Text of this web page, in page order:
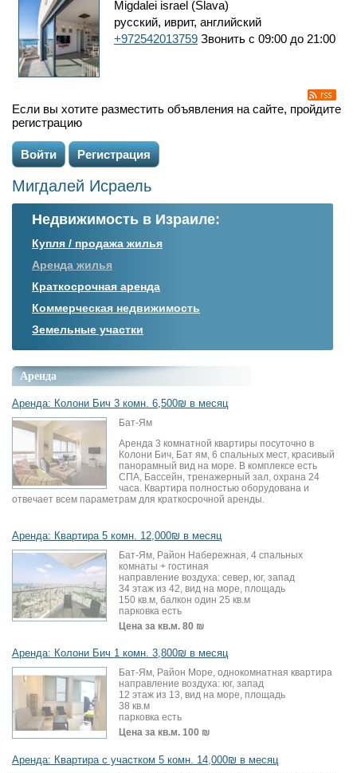
Migdalei israel (Slava)
русский, иврит, английский
+972542013759 Звонить с 09:00 до 21:00
Если вы хотите разместить объявления на сайте, пройдите
регистрацию
Войти Регистрация
Мигдалей Исраель
Недвижимость в Израиле:
Купля / продажа жилья
Аренда жилья
Краткосрочная аренда
Коммерческая недвижимость
Земельные участки
Аренда
Аренда: Колони Бич 3 комн. 6,500₪ в месяц
Бат-Ям
Аренда 3 комнатной квартиры посуточно в
Колони Бич, Бат ям, 6 спальных мест, красивый
панорамный вид на море. В комплексе есть
СПА, Бассейн, тренажерный зал, охрана 24
часа. Квартира полностью оборудована и
отвечает всем параметрам для краткосрочной аренды.
Аренда: Квартира 5 комн. 12,000₪ в месяц
Бат-Ям, Район Набережная, 4 спальных
комнаты + гостиная
направление воздуха: север, юг, запад
34 этаж из 42, вид на море, площадь
150 кв.м, балкон один 25 кв.м
парковка есть
Цена за кв.м. 80 ₪
Аренда: Колони Бич 1 комн. 3,800₪ в месяц
Бат-Ям, Район Море, однокомнатная квартира
направление воздуха: юг, запад
12 этаж из 13, вид на море, площадь
38 кв.м
парковка есть
Цена за кв.м. 100 ₪
Аренда: Квартира с участком 5 комн. 14,000₪ в месяц